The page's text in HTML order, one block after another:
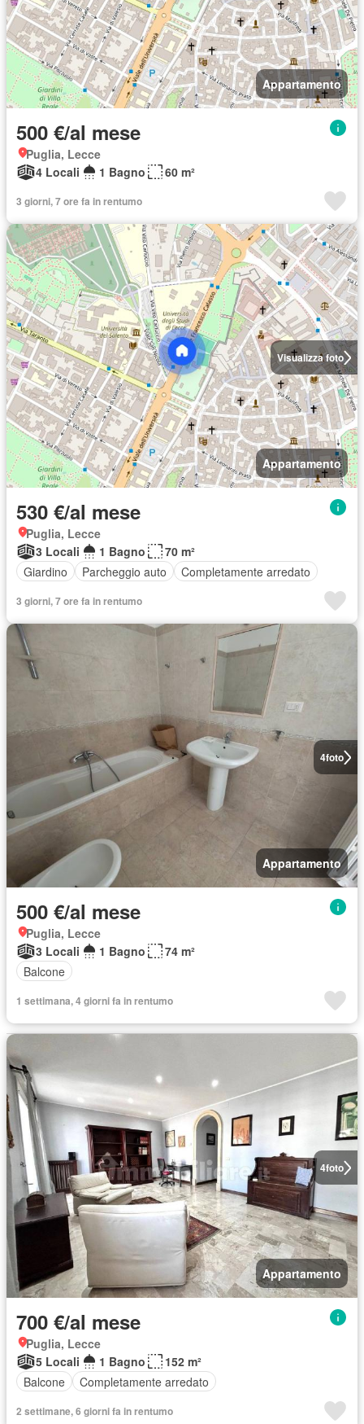
Appartamento
500 €/al mese
Puglia, Lecce
4 Locali
1 Bagno 60 m²
3 giorni, 7 ore fa in rentumo
Visualizza foto
Appartamento
530 €/al mese
Puglia, Lecce
3 Locali
1 Bagno
70 m²
Giardino
Parcheggio auto Completamente arredato
3 giorni, 7 ore fa in rentumo
4foto
Appartamento
500 €/al mese
Puglia, Lecce
3 Locali
1 Bagno
74 m²
Balcone
1 settimana, 4 giorni fa in rentumo
4foto
Appartamento
700 €/al mese
Puglia, Lecce
5 Locali
1 Bagno
152 m²
Balcone
Completamente arredato
2 settimane, 6 giorni fa in rentumo